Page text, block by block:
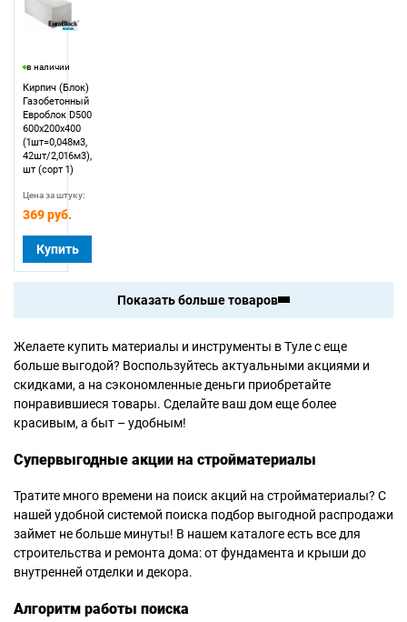
в наличии
Кирпич (Блок)
Газобетонный
Eвроблок D500
600х200х400
(1шт=0,048м3,
42шт/2,016м3),
шт (сорт 1)
Цена за штуку:
369 руб.
Купить
Показать больше товаров
Желаете купить материалы и инструменты в Туле с еще
больше выгодой? Воспользуйтесь актуальными акциями и
скидками, а на сэкономленные деньги приобретайте
понравившиеся товары. Сделайте ваш дом еще более
красивым, а быт – удобным!
Супервыгодные акции на стройматериалы
Тратите много времени на поиск акций на стройматериалы? С
нашей удобной системой поиска подбор выгодной распродажи
займет не больше минуты! В нашем каталоге есть все для
строительства и ремонта дома: от фундамента и крыши до
внутренней отделки и декора.
Алгоритм работы поиска